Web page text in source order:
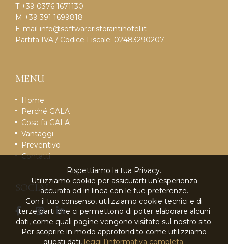
T +39 0376 1671130
M +39 391 1699818
E-mail info@softwareristorantihotel.it
Partita IVA / Codice Fiscale: 02483290207
MENU
Home
Perché GALA
Cosa fa GALA
Vantaggi
Preventivo
Contatti
SOCIAL
Rispettiamo la tua Privacy.
Utilizziamo cookie per assicurarti un’esperienza
accurata ed in linea con le tue preferenze.
Con il tuo consenso, utilizziamo cookie tecnici e di
terze parti che ci permettono di poter elaborare alcuni
dati, come quali pagine vengono visitate sul nostro sito.
Per scoprire in modo approfondito come utilizziamo
questi dati, leggi l’informativa completa.